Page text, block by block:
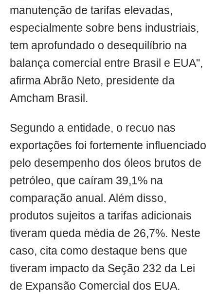
manutenção de tarifas elevadas,
especialmente sobre bens industriais,
tem aprofundado o desequilíbrio na
balança comercial entre Brasil e EUA",
afirma Abrão Neto, presidente da
Amcham Brasil.
Segundo a entidade, o recuo nas
exportações foi fortemente influenciado
pelo desempenho dos óleos brutos de
petróleo, que caíram 39,1% na
comparação anual. Além disso,
produtos sujeitos a tarifas adicionais
tiveram queda média de 26,7%. Neste
caso, cita como destaque bens que
tiveram impacto da Seção 232 da Lei
de Expansão Comercial dos EUA.